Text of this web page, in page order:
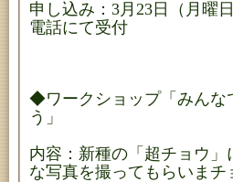
申し込み：3月23日（月曜
電話にて受付
◆ワークショップ「みんな
う」
内容：新種の「超チョウ」
な写真を撮ってもらいまチ